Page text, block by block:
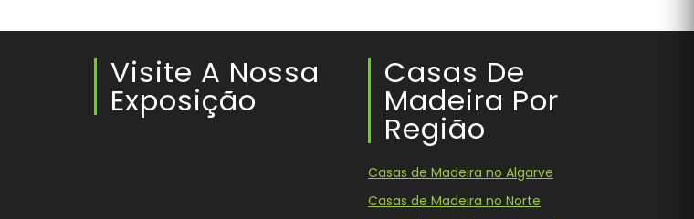
Visite A Nossa
Exposição
Casas De
Madeira Por
Região
Casas de Madeira no Algarve
Casas de Madeira no Norte